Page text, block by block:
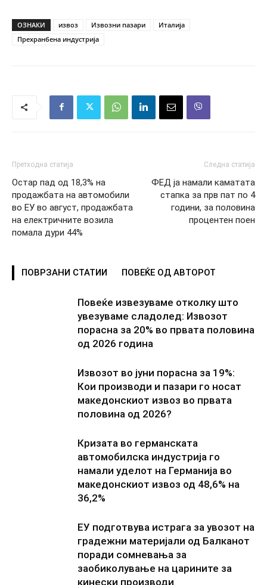
ОЗНАКИ извоз Извозни пазари
Италија
Прехранбена индустрија
Претходна статија
Остар пад од 18,3% на
продажбата на автомобили
во ЕУ во август, продажбата
на електричните возила
помала дури 44%
Следна статија
ФЕД ја намали каматата
стапка за прв пат по 4
години, за половина
процентен поен
ПОВРЗАНИ СТАТИИ ПОВЕЌЕ ОД АВТОРОТ
Повеќе извезуваме отколку што
увезуваме сладолед: Извозот
порасна за 20% во првата половина
од 2026 година
Извозот во јуни порасна за 19%:
Кои производи и пазари го носат
македонскиот извоз во првата
половина од 2026?
Кризата во германската
автомобилска индустрија го
намали уделот на Германија во
македонскиот извоз од 48,6% на
36,2%
ЕУ подготвува истрага за увозот на
градежни материјали од Балканот
поради сомневања за
заобиколување на царините за
кинески производи